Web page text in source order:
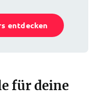
entdecken
für deine